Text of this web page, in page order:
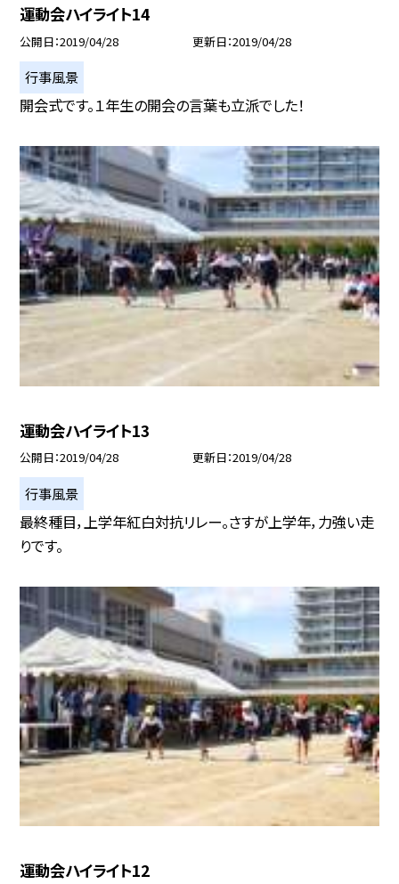
運動会ハイライト14
公開日 2019/04/28 更新日 2019/04/28
行事風景
開会式です。１年生の開会の言葉も立派でした！
運動会ハイライト13
公開日 2019/04/28 更新日 2019/04/28
行事風景
最終種目，上学年紅白対抗リレー。さすが上学年，力強い走
りです。
運動会ハイライト12